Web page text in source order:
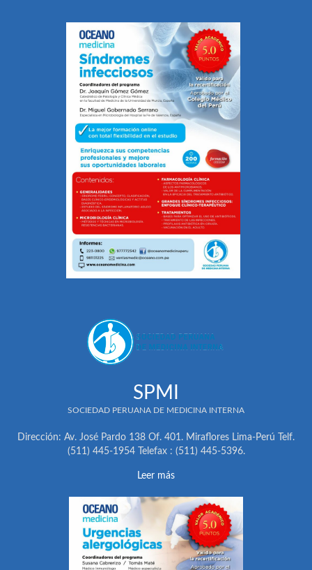
SPMI
SOCIEDAD PERUANA DE MEDICINA INTERNA
Dirección: Av. José Pardo 138 Of. 401. Miraflores Lima-Perú Telf.
(511) 445-1954 Telefax : (511) 445-5396.
Leer más